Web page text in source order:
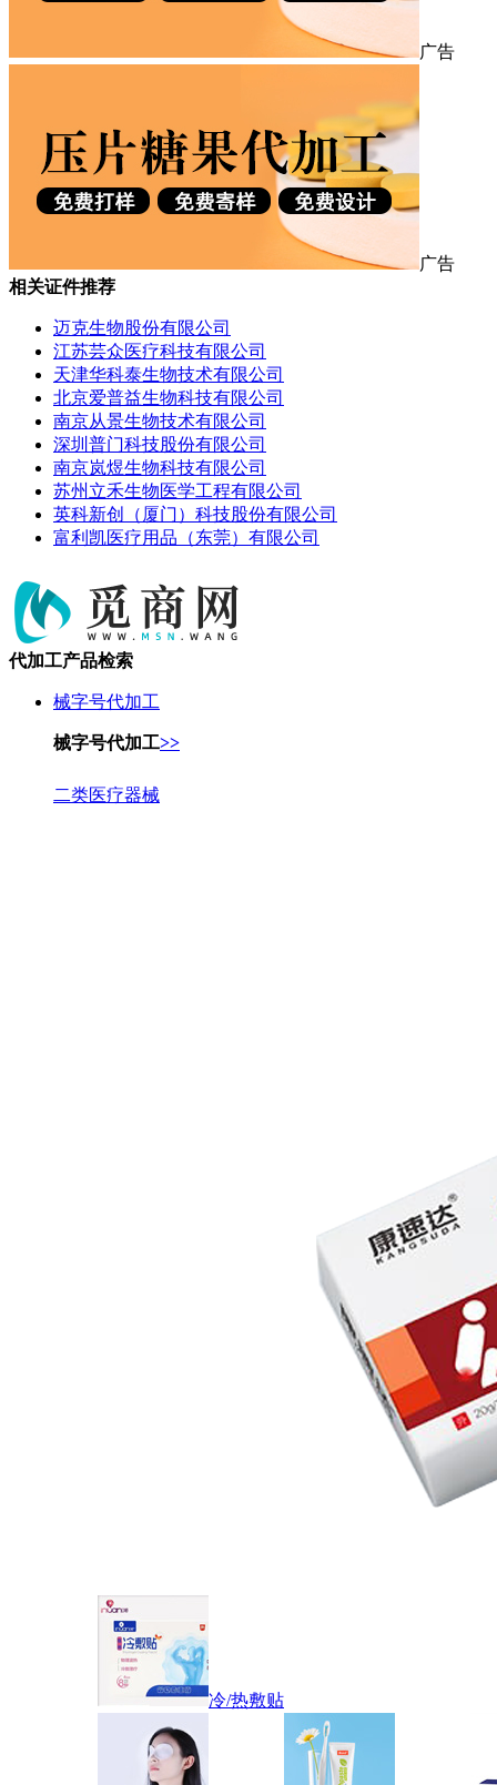
广告
广告
相关证件推荐
迈克生物股份有限公司
江苏芸众医疗科技有限公司
天津华科泰生物技术有限公司
北京爱普益生物科技有限公司
南京从景生物技术有限公司
深圳普门科技股份有限公司
南京岚煜生物科技有限公司
苏州立禾生物医学工程有限公司
英科新创（厦门）科技股份有限公司
富利凯医疗用品（东莞）有限公司
代加工产品检索
械字号代加工
械字号代加工>>
二类医疗器械
冷/热敷贴